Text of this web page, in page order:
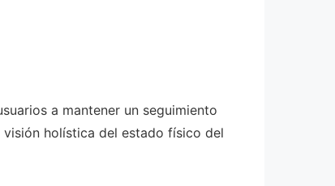
a mantener un seguimiento
holística del estado físico del